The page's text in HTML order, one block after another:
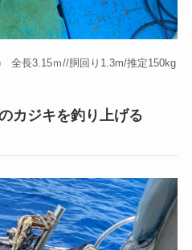
全長3.15ｍ//胴回り1.3m/推定150kg
カジキを釣り上げる